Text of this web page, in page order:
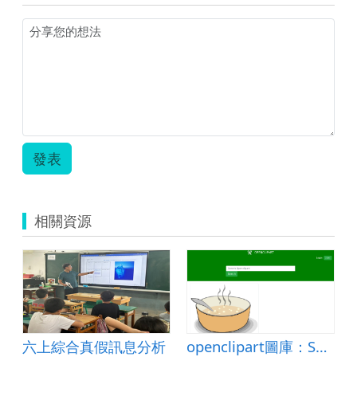
發表
相關資源
六上綜合真假訊息分析 openclipart圖庫：Soup